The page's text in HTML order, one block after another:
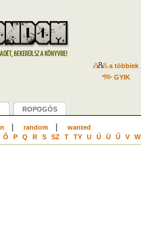
a többiek
GYIK
ROPOGÓS
| random|
wanted
Ő P Q R S SZ T TY U Ú Ü Ű V W